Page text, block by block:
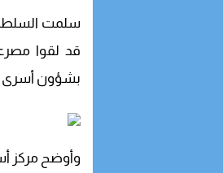
سلمت السلطات
قد لقوا
بشؤون أسرى
وأوضح مركز